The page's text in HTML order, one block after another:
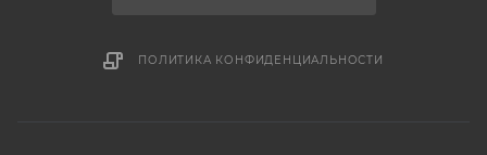
ПОЛИТИКА КОНФИДЕНЦИАЛЬНОСТИ